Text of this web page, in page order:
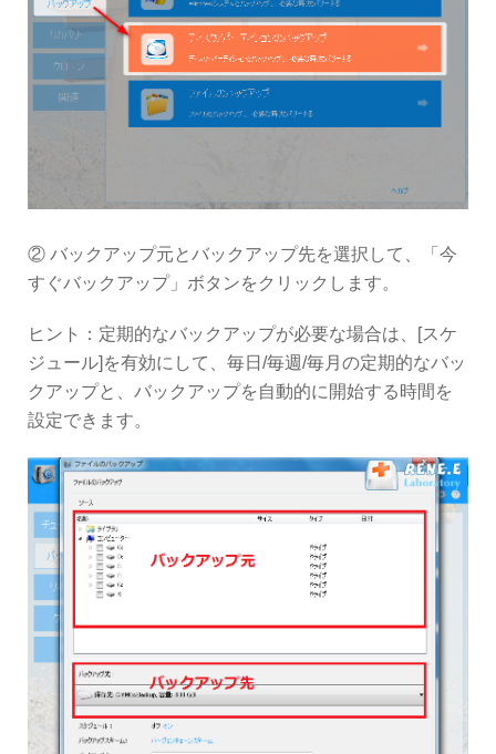
② バックアップ元とバックアップ先を選択して、「今
すぐバックアップ」ボタンをクリックします。
ヒント：定期的なバックアップが必要な場合は、[スケ
ジュール]を有効にして、毎日/毎週/毎月の定期的なバッ
クアップと、バックアップを自動的に開始する時間を
設定できます。